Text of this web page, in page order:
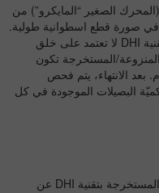
الصغير “المايكرو”) من
في صورة قطع اسطوانية طولية.
وعلى عكس طرق زراعة الشعر الأخرى، تقنية DHI لا تعتمد على خلق
المستخرجة تكون
بعد الانتهاء، يتم فحص
البصيلات الموجودة في كل
في هذه الخطوة يتم وضع ثم زرع البصيلات المستخرجة بتقنية DHI عن